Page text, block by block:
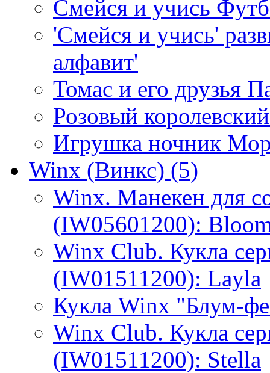
Смейся и учись
'Смейся и учись'
алфавит'
Томас и его друзья
Розовый
Игрушка ночник
Winx (Винкс) (5)
Winx. Манекен для
(IW05601200):
Winx Club. Кукла
(IW01511200): Layla
Кукла Winx "Блум-
Winx Club. Кукла
(IW01511200): Stella